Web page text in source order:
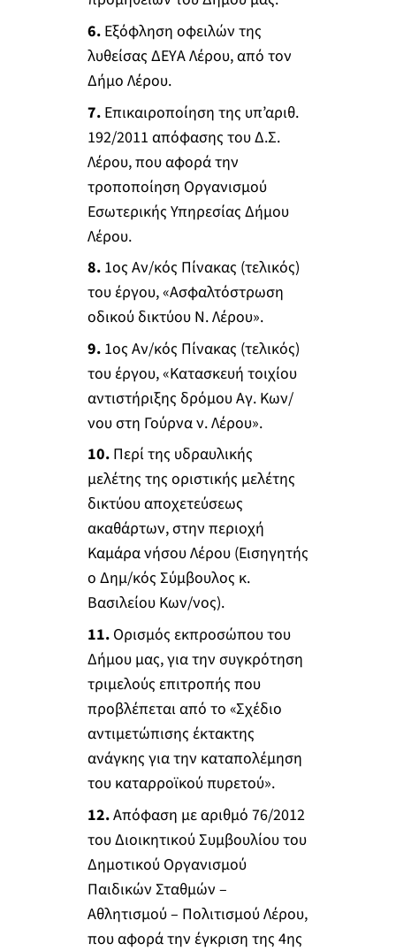
6.Εξόφληση οφειλών της
λυθείσας ΔΕΥΑ Λέρου, από τον
Δήμο Λέρου.
7.Επικαιροποίηση της υπ’αριθ.
192/2011 απόφασης του Δ.Σ.
Λέρου, που αφορά την
τροποποίηση Οργανισμού
Εσωτερικής Υπηρεσίας Δήμου
Λέρου.
8.1ος Αν/κός Πίνακας (τελικός)
του έργου, «Ασφαλτόστρωση
οδικού δικτύου Ν. Λέρου».
9.1ος Αν/κός Πίνακας (τελικός)
του έργου, «Κατασκευή τοιχίου
αντιστήριξης δρόμου Αγ. Κων/
νου στη Γούρνα ν. Λέρου».
10.Περί της υδραυλικής
μελέτης της οριστικής μελέτης
δικτύου αποχετεύσεως
ακαθάρτων, στην περιοχή
Καμάρα νήσου Λέρου (Εισηγητής
ο Δημ/κός Σύμβουλος κ.
Βασιλείου Κων/νος).
11.Ορισμός εκπροσώπου του
Δήμου μας, για την συγκρότηση
τριμελούς επιτροπής που
προβλέπεται από το «Σχέδιο
αντιμετώπισης έκτακτης
ανάγκης για την καταπολέμηση
του καταρροϊκού πυρετού».
12.Απόφαση με αριθμό 76/2012
του Διοικητικού Συμβουλίου του
Δημοτικού Οργανισμού
Παιδικών Σταθμών –
Αθλητισμού – Πολιτισμού Λέρου,
που αφορά την έγκριση της 4ης